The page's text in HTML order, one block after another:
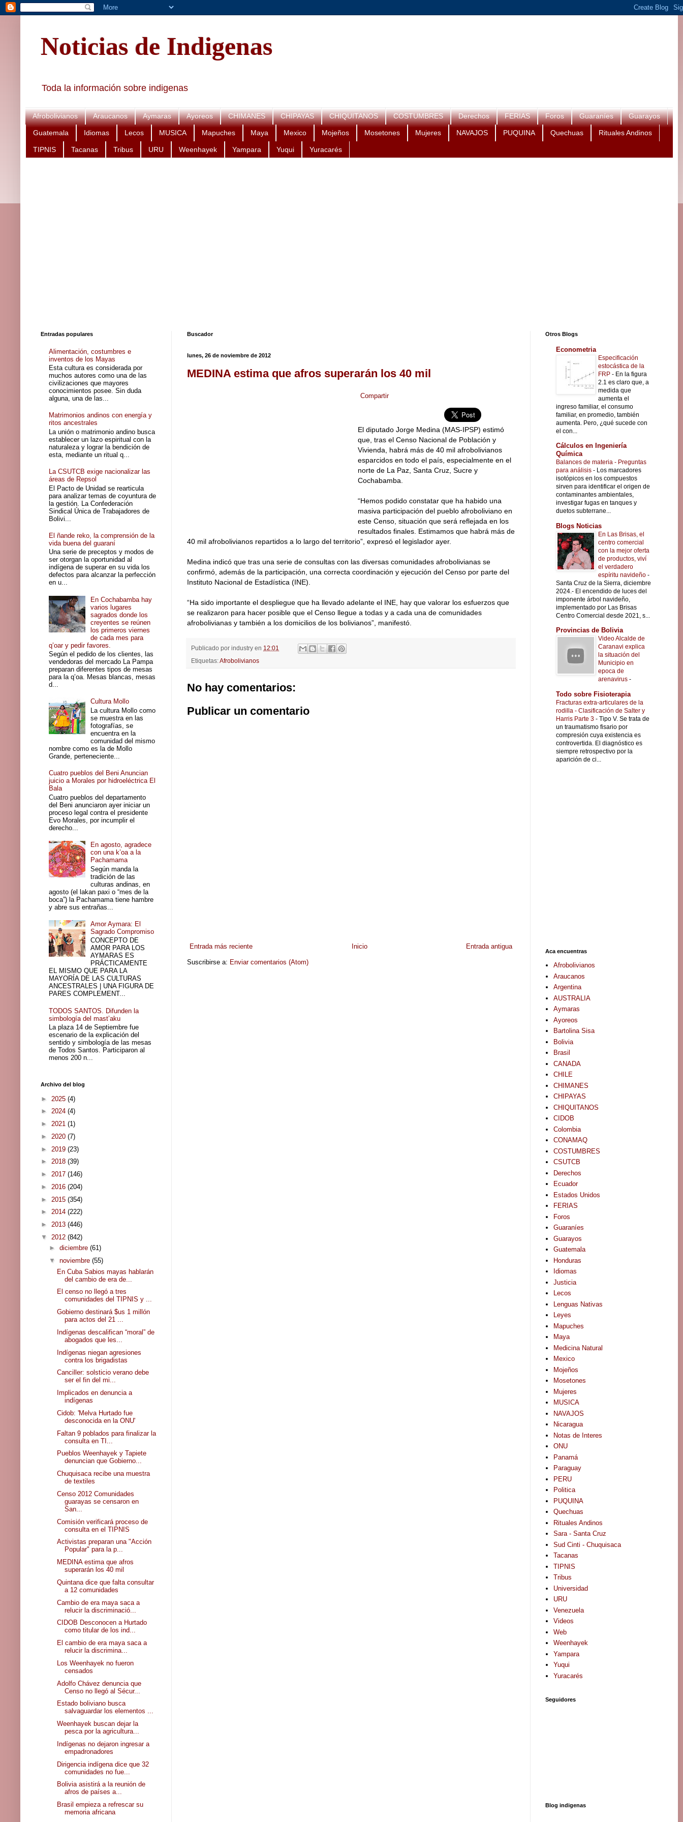
Noticias de Indigenas
Toda la información sobre indigenas
Afrobolivianos Araucanos Aymaras Ayoreos CHIMANES CHIPAYAS CHIQUITANOS COSTUMBRES Derechos FERIAS Foros Guaraníes Guarayos
Guatemala Idiomas Lecos MUSICA Mapuches Maya Mexico Mojeños Mosetones Mujeres NAVAJOS PUQUINA Quechuas Rituales Andinos
TIPNIS Tacanas Tribus URU Weenhayek Yampara Yuqui Yuracarés
Buscador
lunes, 26 de noviembre de 2012
MEDINA estima que afros superarán los 40 mil
Compartir
El diputado Jorge Medina (MAS-IPSP) estimó
que, tras el Censo Nacional de Población y
Vivienda, habrá más de 40 mil afrobolivianos
esparcidos en todo el país, especialmente en el
norte de La Paz, Santa Cruz, Sucre y
Cochabamba.
“Hemos podido constatar que ha habido una
masiva participación del pueblo afroboliviano en
este Censo, situación que será reflejada en los
resultados finales. Estimamos que habrá más de
40 mil afrobolivianos repartidos a lo largo del territorio”, expresó el legislador ayer.
Medina indicó que tras una serie de consultas con las diversas comunidades afrobolivianas se
confirmó, además de la participación, una correcta coordinación y ejecución del Censo por parte del
Instituto Nacional de Estadística (INE).
“Ha sido importante el despliegue que ha llevado adelante el INE, hay que valorar los esfuerzos que
se realizaron para hacer posible que el Censo llegue a todas y a cada una de comunidades
afrobolivianas y también a los domicilios de los bolivianos”, manifestó.
Publicado por industry en 12:01
Etiquetas:Afrobolivianos
No hay comentarios:
Publicar un comentario
Entrada más reciente Entrada antigua
Inicio
Suscribirse a: Enviar comentarios (Atom)
Entradas populares
Alimentación, costumbres e
inventos de los Mayas
Esta cultura es considerada por
muchos autores como una de las
civilizaciones que mayores
conocimientos posee. Sin duda
alguna, una de las...
Matrimonios andinos con energía y
ritos ancestrales
La unión o matrimonio andino busca
establecer un lazo espiritual con la
naturaleza y lograr la bendición de
esta, mediante un ritual q...
La CSUTCB exige nacionalizar las
áreas de Repsol
El Pacto de Unidad se rearticula
para analizar temas de coyuntura de
la gestión. La Confederación
Sindical Única de Trabajadores de
Bolivi...
El ñande reko, la comprensión de la
vida buena del guaraní
Una serie de preceptos y modos de
ser otorgan la oportunidad al
indígena de superar en su vida los
defectos para alcanzar la perfección
en u...
En Cochabamba hay
varios lugares
sagrados donde los
creyentes se reúnen
los primeros viernes
de cada mes para
q’oar y pedir favores.
Según el pedido de los clientes, las
vendedoras del mercado La Pampa
preparan diferentes tipos de mesas
para la q’oa. Mesas blancas, mesas
d...
Cultura Mollo
La cultura Mollo como
se muestra en las
fotografías, se
encuentra en la
comunidad del mismo
nombre como es la de Mollo
Grande, perteneciente...
Cuatro pueblos del Beni Anuncian
juicio a Morales por hidroeléctrica El
Bala
Cuatro pueblos del departamento
del Beni anunciaron ayer iniciar un
proceso legal contra el presidente
Evo Morales, por incumplir el
derecho...
En agosto, agradece
con una k’oa a la
Pachamama
Según manda la
tradición de las
culturas andinas, en
agosto (el lakan paxi o “mes de la
boca”) la Pachamama tiene hambre
y abre sus entrañas...
Amor Aymara: El
Sagrado Compromiso
CONCEPTO DE
AMOR PARA LOS
AYMARAS ES
PRÁCTICAMENTE
EL MISMO QUE PARA LA
MAYORÍA DE LAS CULTURAS
ANCESTRALES | UNA FIGURA DE
PARES COMPLEMENT...
TODOS SANTOS. Difunden la
simbología del mast’aku
La plaza 14 de Septiembre fue
escenario de la explicación del
sentido y simbología de las mesas
de Todos Santos. Participaron al
menos 200 n...
Archivo del blog
► 2025 (4)
► 2024 (4)
► 2021 (1)
► 2020 (7)
► 2019 (23)
► 2018 (39)
► 2017 (146)
► 2016 (204)
► 2015 (354)
► 2014 (222)
► 2013 (446)
▼ 2012 (842)
► diciembre (61)
▼ noviembre (55)
En Cuba Sabios mayas hablarán
del cambio de era de...
El censo no llegó a tres
comunidades del TIPNIS y ...
Gobierno destinará $us 1 millón
para actos del 21 ...
Indígenas descalifican “moral” de
abogados que les...
Indígenas niegan agresiones
contra los brigadistas
Canciller: solsticio verano debe
ser el fin del mi...
Implicados en denuncia a
indígenas
Cidob: 'Melva Hurtado fue
desconocida en la ONU'
Faltan 9 poblados para finalizar la
consulta en TI...
Pueblos Weenhayek y Tapiete
denuncian que Gobierno...
Chuquisaca recibe una muestra
de textiles
Censo 2012 Comunidades
guarayas se censaron en
San...
Comisión verificará proceso de
consulta en el TIPNIS
Activistas preparan una "Acción
Popular" para la p...
MEDINA estima que afros
superarán los 40 mil
Quintana dice que falta consultar
a 12 comunidades
Cambio de era maya saca a
relucir la discriminació...
CIDOB Desconocen a Hurtado
como titular de los ind...
El cambio de era maya saca a
relucir la discrimina...
Los Weenhayek no fueron
censados
Adolfo Chávez denuncia que
Censo no llegó al Sécur...
Estado boliviano busca
salvaguardar los elementos ...
Weenhayek buscan dejar la
pesca por la agricultura...
Indígenas no dejaron ingresar a
empadronadores
Dirigencia indígena dice que 32
comunidades no fue...
Bolivia asistirá a la reunión de
afros de países a...
Brasil empieza a refrescar su
memoria africana
Otros Blogs
Econometria
Especificación
estocástica de la
FRP - En la figura
2.1 es claro que, a
medida que
aumenta el
ingreso familiar, el consumo
familiar, en promedio, también
aumenta. Pero, ¿qué sucede con
el con...
Cálculos en Ingeniería
Química
Balances de materia - Preguntas
para análisis - Los marcadores
isotópicos en los compuestos
sirven para identificar el origen de
contaminantes ambientales,
investigar fugas en tanques y
duetos subterrane...
Blogs Noticias
En Las Brisas, el
centro comercial
con la mejor oferta
de productos, viví
el verdadero
espíritu navideño -
Santa Cruz de la Sierra, diciembre
2024.- El encendido de luces del
imponente árbol navideño,
implementado por Las Brisas
Centro Comercial desde 2021, s...
Provincias de Bolivia
Video Alcalde de
Caranavi explica
la situación del
Municipio en
epoca de
arenavirus -
Todo sobre Fisioterapia
Fracturas extra-articulares de la
rodilla - Clasificación de Salter y
Harris Parte 3 - Tipo V. Se trata de
un traumatismo fisario por
compresión cuya existencia es
controvertida. El diagnóstico es
siempre retrospectivo por la
aparición de ci...
Aca encuentras
Afrobolivianos
Araucanos
Argentina
AUSTRALIA
Aymaras
Ayoreos
Bartolina Sisa
Bolivia
Brasil
CANADA
CHILE
CHIMANES
CHIPAYAS
CHIQUITANOS
CIDOB
Colombia
CONAMAQ
COSTUMBRES
CSUTCB
Derechos
Ecuador
Estados Unidos
FERIAS
Foros
Guaraníes
Guarayos
Guatemala
Honduras
Idiomas
Justicia
Lecos
Lenguas Nativas
Leyes
Mapuches
Maya
Medicina Natural
Mexico
Mojeños
Mosetones
Mujeres
MUSICA
NAVAJOS
Nicaragua
Notas de Interes
ONU
Panamá
Paraguay
PERU
Politica
PUQUINA
Quechuas
Rituales Andinos
Sara - Santa Cruz
Sud Cinti - Chuquisaca
Tacanas
TIPNIS
Tribus
Universidad
URU
Venezuela
Videos
Web
Weenhayek
Yampara
Yuqui
Yuracarés
Seguidores
Blog indigenas